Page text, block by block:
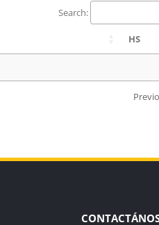
Search:
HS